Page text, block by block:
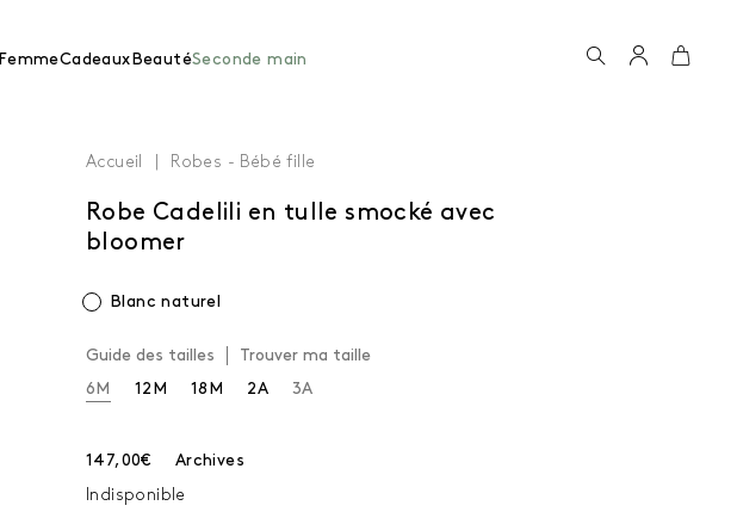
FemmeCadeaux BeautéSeconde main Recherche
Compte
Accueil Robes - Bébé fille
Robe Cadelili en tulle smocké avec
bloomer
Blanc naturel
Guide des tailles Trouver ma taille
6M 12M 18M 2A 3A
Prix courant :
147,00€ Archives
Indisponible